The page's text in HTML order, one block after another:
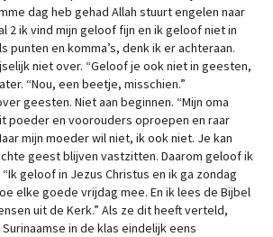
dag heb gehad Allah stuurt engelen naar
2 ik vind mijn geloof fijn en ik geloof niet in
punten en komma’s, denk ik er achteraan.
niet over. “Geloof je ook niet in geesten,
“Nou, een beetje, misschien.”
geesten. Niet aan beginnen. “Mijn oma
poeder en voorouders oproepen en raar
mijn moeder wil niet, ik ook niet. Je kan
geest blijven vastzitten. Daarom geloof ik
geloof in Jezus Christus en ik ga zondag
elke goede vrijdag mee. En ik lees de Bijbel
uit de Kerk.” Als ze dit heeft verteld,
in de klas eindelijk eens